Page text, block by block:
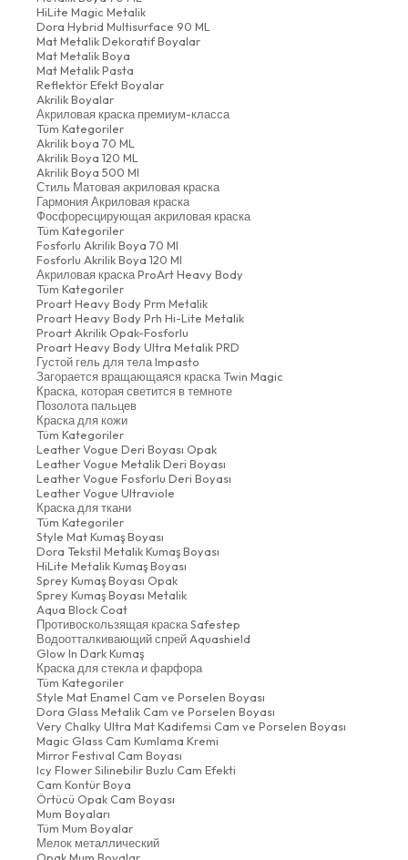
HiLite Magic Metalik
Dora Hybrid Multisurface 90 ML
Mat Metalik Dekoratif Boyalar
Mat Metalik Boya
Mat Metalik Pasta
Reflektör Efekt Boyalar
Akrilik Boyalar
Акриловая краска премиум-класса
Tüm Kategoriler
Akrilik boya 70 ML
Akrilik Boya 120 ML
Akrilik Boya 500 Ml
Стиль Матовая акриловая краска
Гармония Акриловая краска
Фосфоресцирующая акриловая краска
Tüm Kategoriler
Fosforlu Akrilik Boya 70 Ml
Fosforlu Akrilik Boya 120 Ml
Акриловая краска ProArt Heavy Body
Tüm Kategoriler
Proart Heavy Body Prm Metalik
Proart Heavy Body Prh Hi-Lite Metalik
Proart Akrilik Opak-Fosforlu
Proart Heavy Body Ultra Metalik PRD
Густой гель для тела Impasto
Загорается вращающаяся краска Twin Magic
Краска, которая светится в темноте
Позолота пальцев
Краска для кожи
Tüm Kategoriler
Leather Vogue Deri Boyası Opak
Leather Vogue Metalik Deri Boyası
Leather Vogue Fosforlu Deri Boyası
Leather Vogue Ultraviole
Краска для ткани
Tüm Kategoriler
Style Mat Kumaş Boyası
Dora Tekstil Metalik Kumaş Boyası
HiLite Metalik Kumaş Boyası
Sprey Kumaş Boyası Opak
Sprey Kumaş Boyası Metalik
Aqua Block Coat
Противоскользящая краска Safestep
Водоотталкивающий спрей Aquashield
Glow In Dark Kumaş
Краска для стекла и фарфора
Tüm Kategoriler
Style Mat Enamel Cam ve Porselen Boyası
Dora Glass Metalik Cam ve Porselen Boyası
Very Chalky Ultra Mat Kadifemsi Cam ve Porselen Boyası
Magic Glass Cam Kumlama Kremi
Mirror Festival Cam Boyası
Icy Flower Silinebilir Buzlu Cam Efekti
Cam Kontür Boya
Örtücü Opak Cam Boyası
Mum Boyaları
Tüm Mum Boyalar
Мелок металлический